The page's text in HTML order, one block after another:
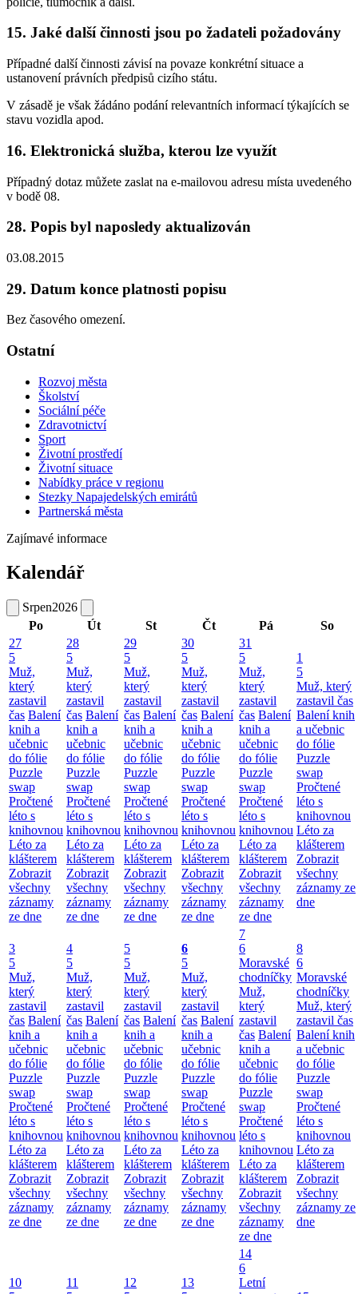
15. Jaké další činnosti jsou po žadateli požadovány
Případné další činnosti závisí na povaze konkrétní situace a
ustanovení právních předpisů cizího státu.
V zásadě je však žádáno podání relevantních informací týkajících se
stavu vozidla apod.
16. Elektronická služba, kterou lze využít
Případný dotaz můžete zaslat na e-mailovou adresu místa uvedeného
v bodě 08.
28. Popis byl naposledy aktualizován
03.08.2015
29. Datum konce platnosti popisu
Bez časového omezení.
Ostatní
Rozvoj města
Školství
Sociální péče
Zdravotnictví
Sport
Životní prostředí
Životní situace
Nabídky práce v regionu
Stezky Napajedelských emirátů
Partnerská města
Zajímavé informace
Kalendář
Srpen2026
Po
Út St Čt Pá
So
27
5
Muž,
který
zastavil
čas Balení
knih a
učebnic
do fólie
Puzzle
swap
Pročtené
léto s
knihovnou
Léto za
klášterem
Zobrazit
všechny
záznamy
ze dne
28
5
Muž,
který
zastavil
čas Balení
knih a
učebnic
do fólie
Puzzle
swap
Pročtené
léto s
knihovnou
Léto za
klášterem
Zobrazit
všechny
záznamy
ze dne
29
5
Muž,
který
zastavil
čas Balení
knih a
učebnic
do fólie
Puzzle
swap
Pročtené
léto s
knihovnou
Léto za
klášterem
Zobrazit
všechny
záznamy
ze dne
30
5
Muž,
který
zastavil
čas Balení
knih a
učebnic
do fólie
Puzzle
swap
Pročtené
léto s
knihovnou
Léto za
klášterem
Zobrazit
všechny
záznamy
ze dne
31
5
Muž,
který
zastavil
čas Balení
knih a
učebnic
do fólie
Puzzle
swap
Pročtené
léto s
knihovnou
Léto za
klášterem
Zobrazit
všechny
záznamy
ze dne
1
5
Muž, který
zastavil čas
Balení knih
a učebnic
do fólie
Puzzle
swap
Pročtené
léto s
knihovnou
Léto za
klášterem
Zobrazit
všechny
záznamy ze
dne
3
5
Muž,
který
zastavil
čas Balení
knih a
učebnic
do fólie
Puzzle
swap
Pročtené
léto s
knihovnou
Léto za
klášterem
Zobrazit
všechny
záznamy
ze dne
4
5
Muž,
který
zastavil
čas Balení
knih a
učebnic
do fólie
Puzzle
swap
Pročtené
léto s
knihovnou
Léto za
klášterem
Zobrazit
všechny
záznamy
ze dne
5
5
Muž,
který
zastavil
čas Balení
knih a
učebnic
do fólie
Puzzle
swap
Pročtené
léto s
knihovnou
Léto za
klášterem
Zobrazit
všechny
záznamy
ze dne
6
5
Muž,
který
zastavil
čas Balení
knih a
učebnic
do fólie
Puzzle
swap
Pročtené
léto s
knihovnou
Léto za
klášterem
Zobrazit
všechny
záznamy
ze dne
7
6
Moravské
chodníčky
Muž,
který
zastavil
čas Balení
knih a
učebnic
do fólie
Puzzle
swap
Pročtené
léto s
knihovnou
Léto za
klášterem
Zobrazit
všechny
záznamy
ze dne
8
6
Moravské
chodníčky
Muž, který
zastavil čas
Balení knih
a učebnic
do fólie
Puzzle
swap
Pročtené
léto s
knihovnou
Léto za
klášterem
Zobrazit
všechny
záznamy ze
dne
10
11
12
13
14
6
Letní